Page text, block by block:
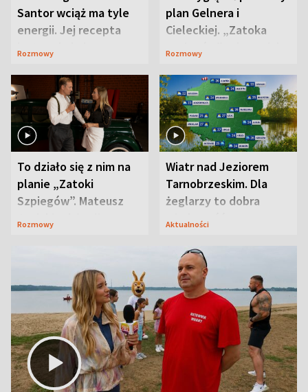
Santor wciąż ma tyle
energii. Jej recepta
jest zaskakująco
Rozmowy
plan Gelnera i
Cieleckiej. „Zatoka
szpiegów” od razu ich
Rozmowy
To działo się z nim na
planie „Zatoki
Szpiegów”. Mateusz
Janicki odsłonił
Rozmowy
Wiatr nad Jeziorem
Tarnobrzeskim. Dla
żeglarzy to dobra
wiadomość
Aktualności